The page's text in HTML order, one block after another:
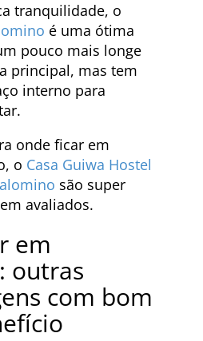
tranquilidade, o
é uma ótima
pouco mais longe
principal, mas tem
interno para
onde ficar em
o Casa Guiwa Hostel
são super
avaliados.
em
outras
com bom